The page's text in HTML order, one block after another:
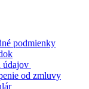
podmienky
údajov
od zmluvy